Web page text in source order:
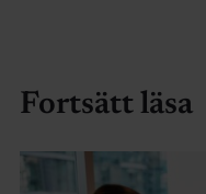
Fortsätt läsa